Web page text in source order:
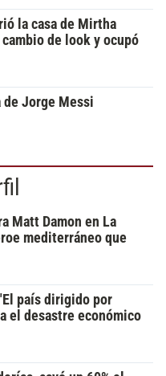
la casa de Mirtha
de look y ocupó
de Jorge Messi
Matt Damon en La
mediterráneo que
país dirigido por
el desastre económico